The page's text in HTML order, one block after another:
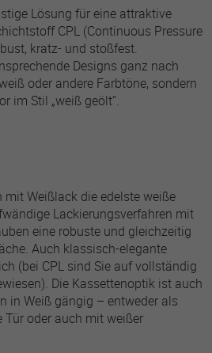
Lösung für eine attraktive
CPL (Continuous Pressure
kratz- und stoßfest.
Designs ganz nach
oder andere Farbtöne, sondern
im Stil „weiß geölt“.
mit Weißlack die edelste weiße
Lackierungsverfahren mit
eine robuste und gleichzeitig
Auch klassisch-elegante
(bei CPL sind Sie auf vollständig
Die Kassettenoptik ist auch
in Weiß gängig – entweder als
oder auch mit weißer